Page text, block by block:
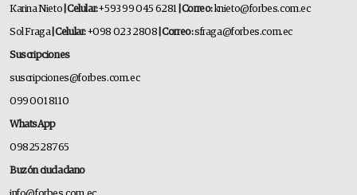
Karina Nieto | Celular:+593 99 045 6281 | Correo:knieto@forbes.com.ec
Sol Fraga| Celular:+098 023 2808 | Correo:sfraga@forbes.com.ec
Suscripciones
suscripciones@forbes.com.ec
099 001 8110
WhatsApp
0982528765
Buzón ciudadano